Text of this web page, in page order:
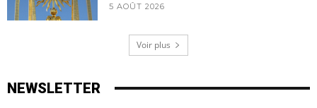
5 AOÛT 2026
Voir plus
NEWSLETTER